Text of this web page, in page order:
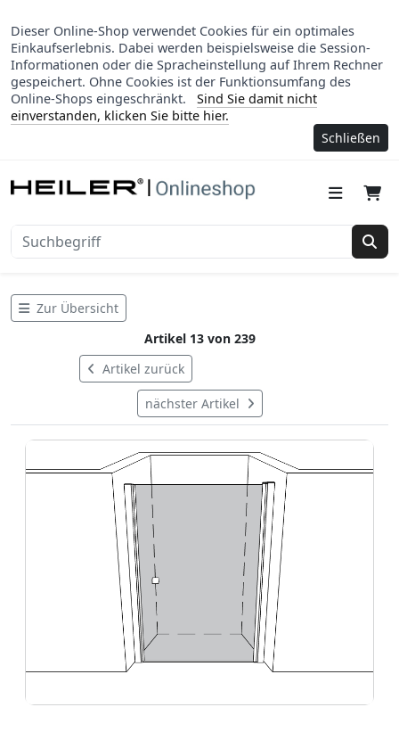
Dieser Online-Shop verwendet Cookies für ein optimales
Einkaufserlebnis. Dabei werden beispielsweise die Session-
Informationen oder die Spracheinstellung auf Ihrem Rechner
gespeichert. Ohne Cookies ist der Funktionsumfang des
Online-Shops eingeschränkt.
Sind Sie damit nicht
einverstanden, klicken Sie bitte hier.
Schließen
Zur Übersicht
Artikel zurück
Artikel 13 von 239
nächster Artikel